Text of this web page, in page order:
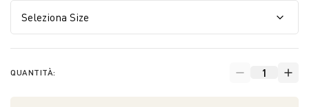
QUANTITÀ: